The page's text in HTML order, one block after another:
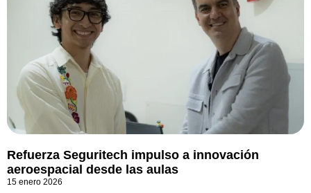
Refuerza Seguritech impulso a innovación
aeroespacial desde las aulas
15 enero 2026